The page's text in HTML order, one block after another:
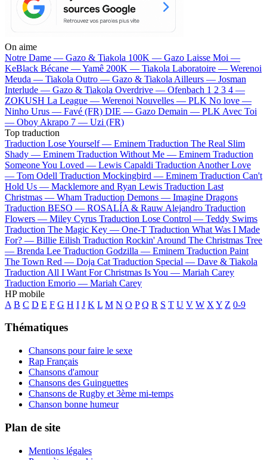
On aime
Notre Dame — Gazo & Tiakola 100K — Gazo Laisse Moi —
KeBlack Bécane —Yamê 200K — Tiakola Laboratoire — Werenoi
Meuda — Tiakola Outro — Gazo & Tiakola Ailleurs — Josman
Interlude — Gazo & Tiakola Overdrive — Ofenbach 1 2 3 4 —
ZOKUSH La League — Werenoi Nouvelles — PLK No love —
Ninho Urus — Favé (FR) DIE — Gazo Demain — PLK Avec Toi
— Oboy Akrapo 7 — Uzi (FR)
Top traduction
Traduction Lose Yourself — Eminem Traduction The Real Slim
Shady — Eminem Traduction Without Me — Eminem Traduction
Someone You Loved — Lewis Capaldi Traduction Another Love
— Tom Odell Traduction Mockingbird — Eminem Traduction Can't
Hold Us — Macklemore and Ryan Lewis Traduction Last
Christmas — Wham Traduction Demons — Imagine Dragons
Traduction BESO — ROSALÍA & Rauw Alejandro Traduction
Flowers — Miley Cyrus Traduction Lose Control — Teddy Swims
Traduction The Magic Key — One-T Traduction What Was I Made
For? — Billie Eilish Traduction Rockin' Around The Christmas Tree
— Brenda Lee Traduction Godzilla — Eminem Traduction Paint
The Town Red — Doja Cat Traduction Special — Dave & Tiakola
Traduction All I Want For Christmas Is You — Mariah Carey
Traduction Emorio — Mariah Carey
HP mobile
A B C D E F G H I J K L M N O P Q R S T U V W X Y Z 0-9
Thématiques
Chansons pour faire le sexe
Rap Français
Chansons d'amour
Chansons des Guinguettes
Chansons de Rugby et 3ème mi-temps
Chanson bonne humeur
Plan de site
Mentions légales